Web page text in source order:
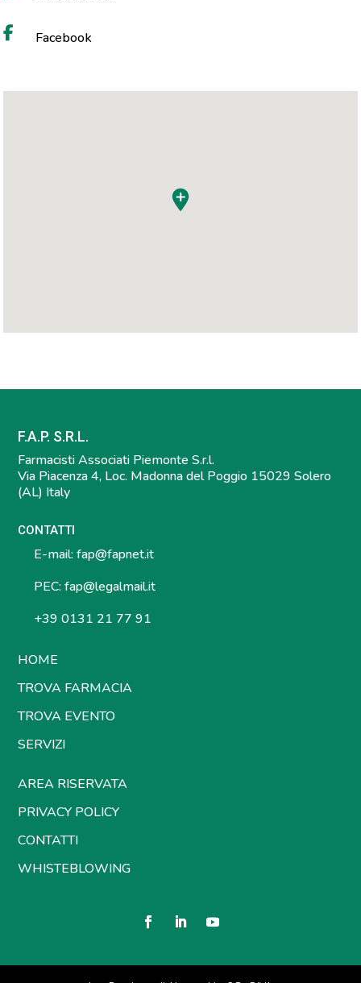
Facebook
F.A.P. S.R.L.
Farmacisti Associati Piemonte S.r.l.
Via Piacenza 4, Loc. Madonna del Poggio 15029 Solero
(AL) Italy
CONTATTI
E-mail: fap@fapnet.it
PEC: fap@legalmail.it
+39 0131 21 77 91
HOME
TROVA FARMACIA
TROVA EVENTO
SERVIZI
AREA RISERVATA
PRIVACY POLICY
CONTATTI
WHISTEBLOWING